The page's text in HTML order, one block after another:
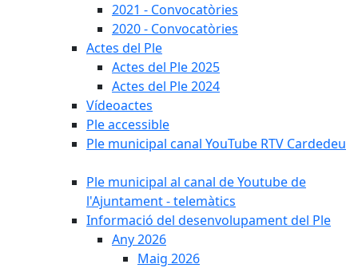
2021 - Convocatòries
2020 - Convocatòries
Actes del Ple
Actes del Ple 2025
Actes del Ple 2024
Vídeoactes
Ple accessible
Ple municipal canal YouTube RTV Cardedeu
Ple municipal al canal de Youtube de
l'Ajuntament - telemàtics
Informació del desenvolupament del Ple
Any 2026
Maig 2026